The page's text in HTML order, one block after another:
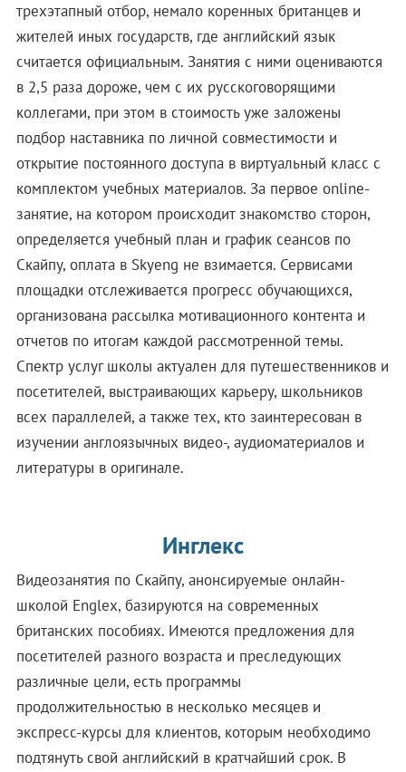
трехэтапный отбор, немало коренных британцев и
жителей иных государств, где английский язык
считается официальным. Занятия с ними оцениваются
в 2,5 раза дороже, чем с их русскоговорящими
коллегами, при этом в стоимость уже заложены
подбор наставника по личной совместимости и
открытие постоянного доступа в виртуальный класс с
комплектом учебных материалов. За первое оnline-
занятие, на котором происходит знакомство сторон,
определяется учебный план и график сеансов по
Скайпу, оплата в Skyeng не взимается. Сервисами
площадки отслеживается прогресс обучающихся,
организована рассылка мотивационного контента и
отчетов по итогам каждой рассмотренной темы.
Спектр услуг школы актуален для путешественников и
посетителей, выстраивающих карьеру, школьников
всех параллелей, а также тех, кто заинтересован в
изучении англоязычных видео-, аудиоматериалов и
литературы в оригинале.
Инглекс
Видеозанятия по Скайпу, анонсируемые онлайн-
школой Englex, базируются на современных
британских пособиях. Имеются предложения для
посетителей разного возраста и преследующих
различные цели, есть программы
продолжительностью в несколько месяцев и
экспресс-курсы для клиентов, которым необходимо
подтянуть свой английский в кратчайший срок. В